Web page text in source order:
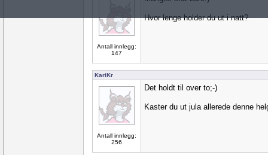
Antall innlegg:
147
Hvor lenge holder du ut i natt?
KariKr
Antall innlegg:
256
Det holdt til over to;-)
Kaster du ut jula allerede denne